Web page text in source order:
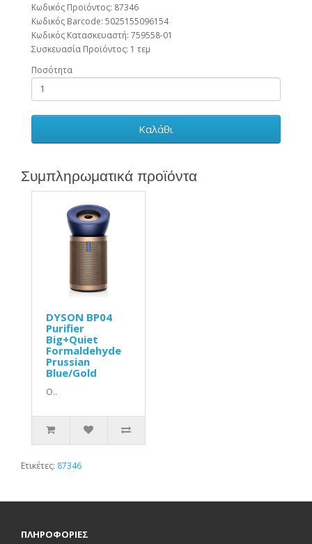
Κωδικός Προϊόντος: 87346
Κωδικός Barcode: 5025155096154
Κωδικός Κατασκευαστή: 759558-01
Συσκευασία Προϊόντος: 1 τεμ
Ποσότητα
Καλάθι
Συμπληρωματικά προϊόντα
DYSON BP04
Purifier
Big+Quiet
Formaldehyde
Prussian
Blue/Gold
Ο..
Ετικέτες: 87346
ΠΛΗΡΟΦΟΡΙΕΣ